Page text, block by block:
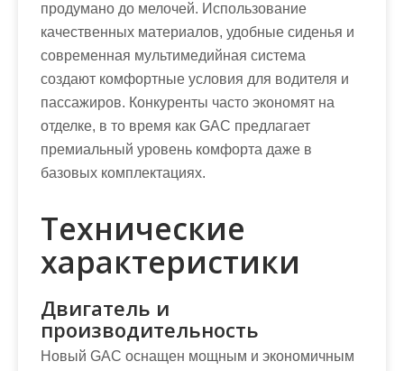
продумано до мелочей. Использование
качественных материалов, удобные сиденья и
современная мультимедийная система
создают комфортные условия для водителя и
пассажиров. Конкуренты часто экономят на
отделке, в то время как GAC предлагает
премиальный уровень комфорта даже в
базовых комплектациях.
Технические
характеристики
Двигатель и
производительность
Новый GAC оснащен мощным и экономичным